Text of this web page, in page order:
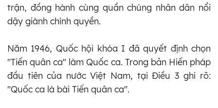
trận, đồng hành cùng quần chúng nhân dân nổi
dậy giành chính quyền.
Năm 1946, Quốc hội khóa I đã quyết định chọn
"Tiến quân ca" làm Quốc ca. Trong bản Hiến pháp
đầu tiên của nước Việt Nam, tại Điều 3 ghi rõ:
"Quốc ca là bài Tiến quân ca".